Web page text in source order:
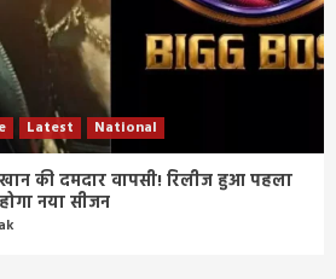
Latest National
की दमदार वापसी! रिलीज हुआ पहला
नया सीजन